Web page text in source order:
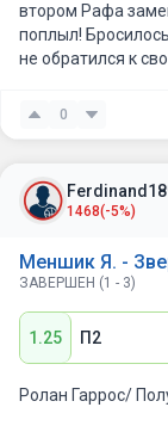
втором Рафа
поплыл!
не обратился к
изучению всех
готов ко всему.
лишние детальки
0
1468(-5%)
Меншик Я. -
ЗАВЕРШЕН (1 - 3)
1.25 П2
Ролан Гаррос/